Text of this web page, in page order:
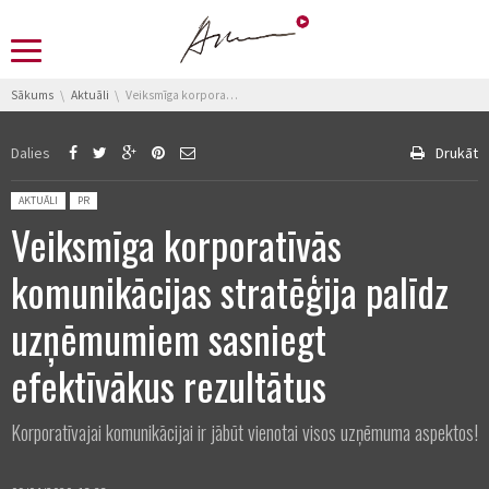
You are here:
Sākums Aktuāli Veiksmīga korporatīvās komunikācijas stratēģija palīdz uzņēmumiem sasniegt efektīvākus rezultātus
Dalies Drukāt
Posted in:
AKTUĀLI PR
Veiksmīga korporatīvās
komunikācijas stratēģija palīdz
uzņēmumiem sasniegt
efektīvākus rezultātus
Korporatīvajai komunikācijai ir jābūt vienotai visos uzņēmuma aspektos!